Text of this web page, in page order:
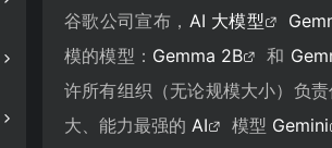
谷歌公司宣布， AI 大模型
模的模型： Gemma 2B 和
许所有组织（无论规模大小）负
大、能力最强的 AI 模型 Gemini